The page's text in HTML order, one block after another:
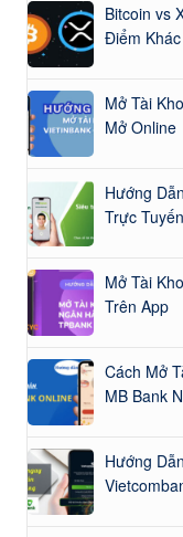
Bitcoin vs
Điểm
Mở Tài
Mở Online
Hướng
Trực Tuyến
Mở Tài
Trên App
Cách Mở
MB Bank
Hướng